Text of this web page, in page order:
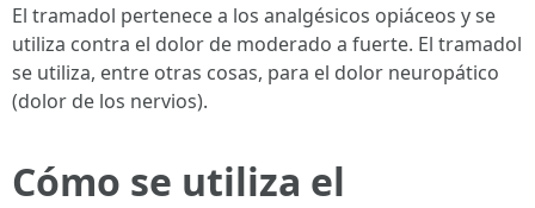
El tramadol pertenece a los analgésicos opiáceos y se
utiliza contra el dolor de moderado a fuerte. El tramadol
se utiliza, entre otras cosas, para el dolor neuropático
(dolor de los nervios).
Cómo se utiliza el